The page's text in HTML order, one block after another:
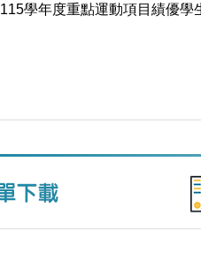
115學年度重點運動項目績優學